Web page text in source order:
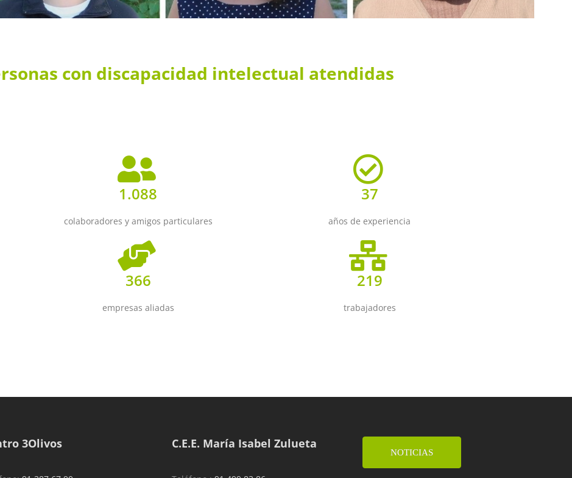
con discapacidad intelectual atendidas
1.088
colaboradores y amigos particulares
366
empresas aliadas
37
años de experiencia
219
trabajadores
3Olivos C.E.E. María Isabel Zulueta
NOTICIAS